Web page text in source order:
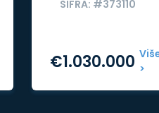
ŠIFRA: #373110
>
€1.030.000